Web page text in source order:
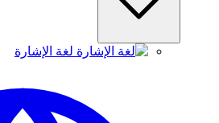
لغة الإشارة